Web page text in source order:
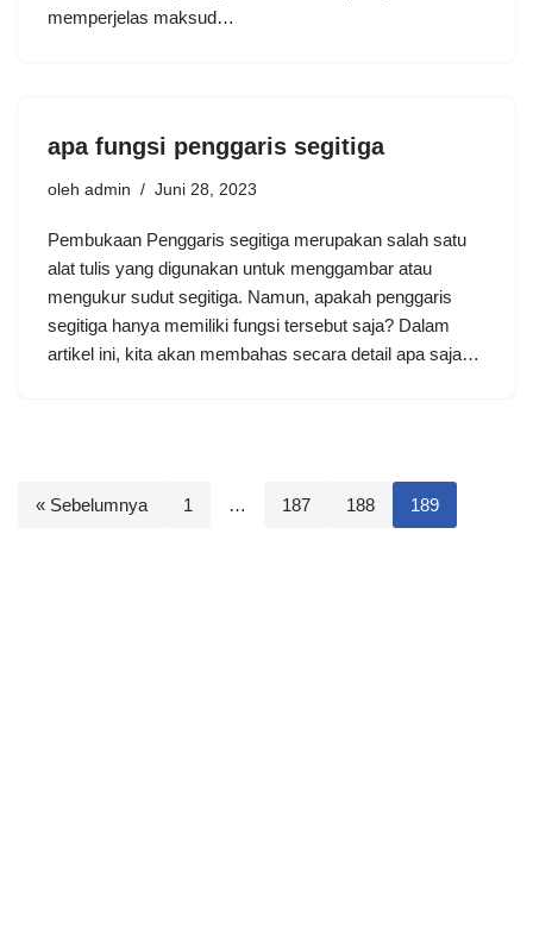
memperjelas maksud…
apa fungsi penggaris segitiga
oleh admin Juni 28, 2023
Pembukaan Penggaris segitiga merupakan salah satu
alat tulis yang digunakan untuk menggambar atau
mengukur sudut segitiga. Namun, apakah penggaris
segitiga hanya memiliki fungsi tersebut saja? Dalam
artikel ini, kita akan membahas secara detail apa saja…
« Sebelumnya 1 … 187 188 189